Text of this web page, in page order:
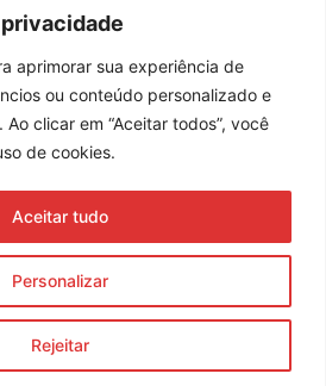
aprimorar sua experiência de
ou conteúdo personalizado e
clicar em “Aceitar todos”, você
de cookies.
Personalizar
Rejeitar
Aceitar tudo
Enviar
e Termos de Uso